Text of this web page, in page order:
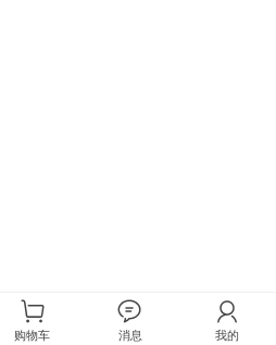
购物车 消息 我的